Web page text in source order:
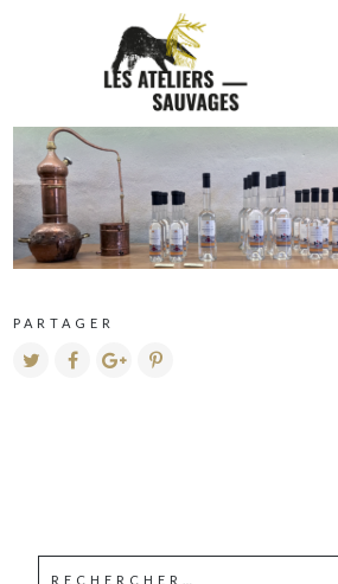
IMG_1129
PARTAGER